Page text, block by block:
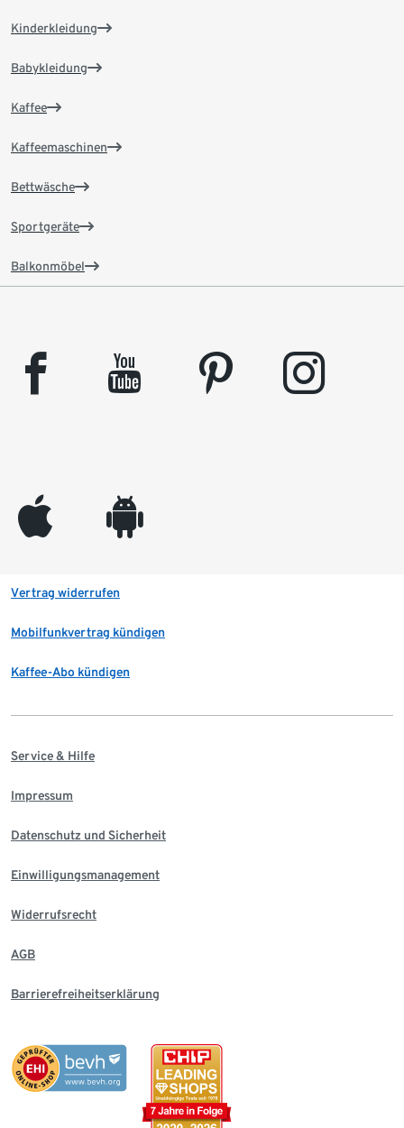
Kinderkleidung
Babykleidung
Kaffee
Kaffeemaschinen
Bettwäsche
Sportgeräte
Balkonmöbel
facebook youtube pinterest instagram
appleinc android
Vertrag widerrufen
Mobilfunkvertrag kündigen
Kaffee-Abo kündigen
Service & Hilfe
Impressum
Datenschutz und Sicherheit
Einwilligungsmanagement
Widerrufsrecht
AGB
Barrierefreiheitserklärung